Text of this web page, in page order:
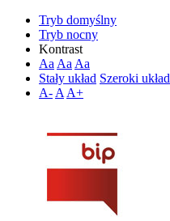
Tryb domyślny
Tryb nocny
Kontrast
Aa Aa Aa
Stały układ Szeroki układ
A- A A+